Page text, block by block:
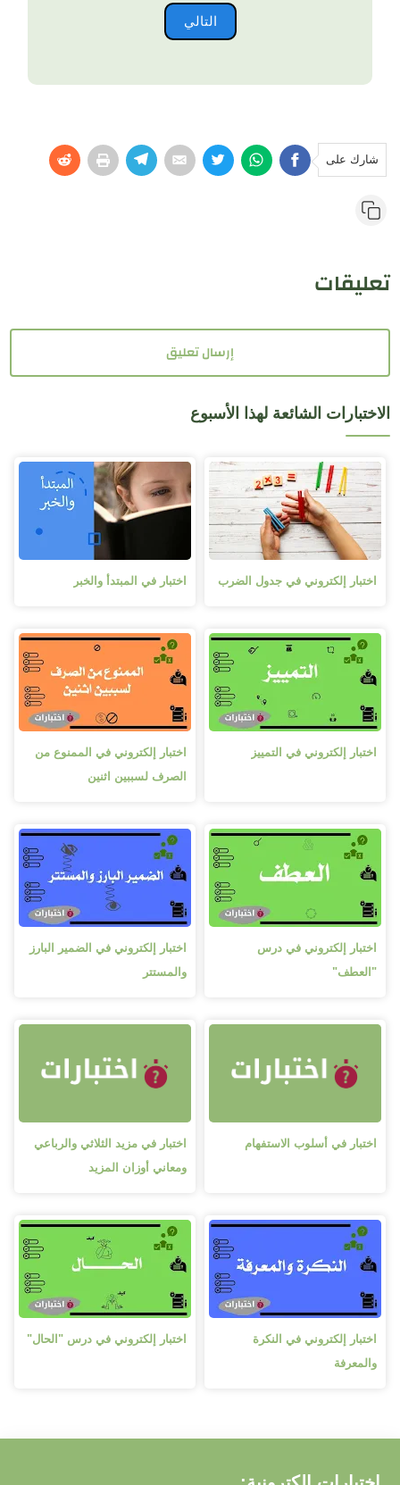
التالي
شارك على
تعليقات
إرسال تعليق
الاختبارات الشائعة لهذا الأسبوع
اختبار إلكتروني في جدول الضرب اختبار في المبتدأ والخبر
اختبار إلكتروني في التمييز
اختبار إلكتروني في الممنوع من
الصرف لسببين اثنين
اختبار إلكتروني في درس
"العطف"
اختبار إلكتروني في الضمير البارز
والمستتر
اختبار في أسلوب الاستفهام
اختبار في مزيد الثلاثي والرباعي
ومعاني أوزان المزيد
اختبار إلكتروني في النكرة
والمعرفة
اختبار إلكتروني في درس "الحال"